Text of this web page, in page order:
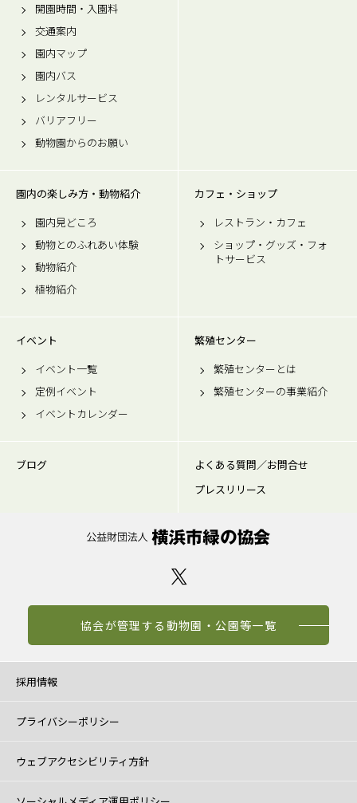
開園時間・入園料
交通案内
園内マップ
園内バス
レンタルサービス
バリアフリー
動物園からのお願い
園内の楽しみ方・動物紹介
園内見どころ
動物とのふれあい体験
動物紹介
植物紹介
カフェ・ショップ
レストラン・カフェ
ショップ・グッズ・フォ
トサービス
イベント
イベント一覧
定例イベント
イベントカレンダー
繁殖センター
繁殖センターとは
繁殖センターの事業紹介
ブログ
よくある質問／お問合せ
プレスリリース
協会が管理する動物園・公園等一覧
採用情報
プライバシーポリシー
ウェブアクセシビリティ方針